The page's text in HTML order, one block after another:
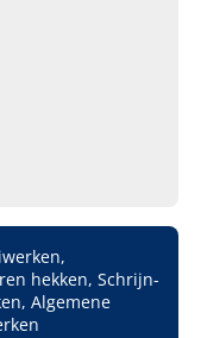
hekken, Schrijn-
Algemene